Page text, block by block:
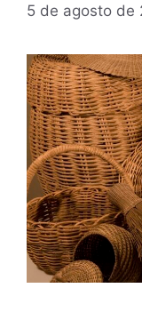
5 de agosto de